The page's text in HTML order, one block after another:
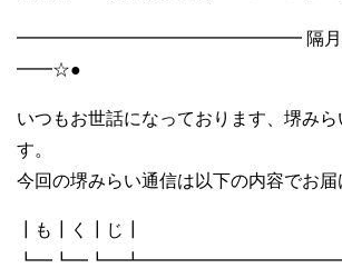
━━━━━━━━━━━━━━━━ 隔月(偶
━━☆●
いつもお世話になっております、堺み
す。
今回の堺みらい通信は以下の内容でお届
┃も┃く┃じ┃